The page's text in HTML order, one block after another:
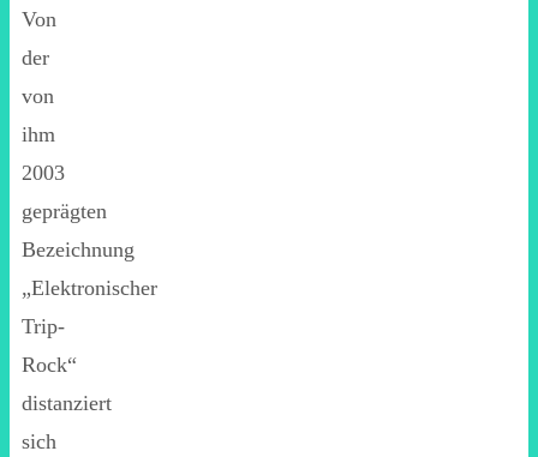
Von
der
von
ihm
2003
geprägten
Bezeichnung
„Elektronischer
Trip-
Rock“
distanziert
sich